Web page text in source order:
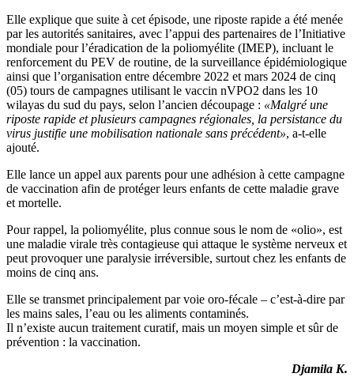
Elle explique que suite à cet épisode, une riposte rapide a été menée
par les autorités sanitaires, avec l’appui des partenaires de l’Initiative
mondiale pour l’éradication de la poliomyélite (IMEP), incluant le
renforcement du PEV de routine, de la surveillance épidémiologique
ainsi que l’organisation entre décembre 2022 et mars 2024 de cinq
(05) tours de campagnes utilisant le vaccin nVPO2 dans les 10
wilayas du sud du pays, selon l’ancien découpage : «Malgré une
riposte rapide et plusieurs campagnes régionales, la persistance du
virus justifie une mobilisation nationale sans précédent», a-t-elle
ajouté.
Elle lance un appel aux parents pour une adhésion à cette campagne
de vaccination afin de protéger leurs enfants de cette maladie grave
et mortelle.
Pour rappel, la poliomyélite, plus connue sous le nom de «olio», est
une maladie virale très contagieuse qui attaque le système nerveux et
peut provoquer une paralysie irréversible, surtout chez les enfants de
moins de cinq ans.
Elle se transmet principalement par voie oro-fécale – c’est-à-dire par
les mains sales, l’eau ou les aliments contaminés.
Il n’existe aucun traitement curatif, mais un moyen simple et sûr de
prévention : la vaccination.
Djamila K.